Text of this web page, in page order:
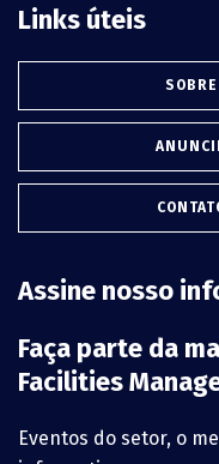
Links úteis
SOBRE
Assine nosso
Faça parte da
Facilities
Eventos do setor, o